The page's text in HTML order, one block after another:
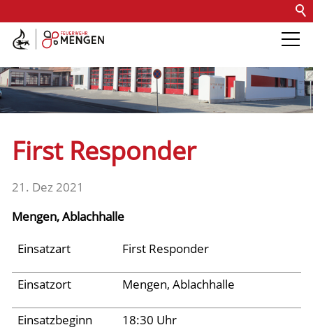
Kontakt Impressum
Barrierefreiheit
Die Feuerwehr
Fachdienste
Fahrzeuge
Einsätze
First Responder
21. Dez 2021
Mengen, Ablachhalle
Einsatzart
First Responder
Einsatzort Mengen, Ablachhalle
Einsatzbeginn 18:30 Uhr